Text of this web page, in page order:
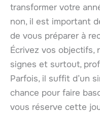
transformer votre
non, il est important
de vous préparer à
Écrivez vos objectifs,
signes et surtout,
Parfois, il suffit d’un
chance pour faire
vous réserve cette